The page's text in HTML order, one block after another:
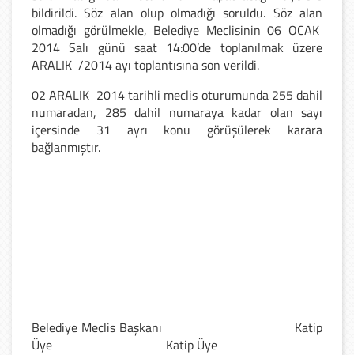
bildirildi. Söz alan olup olmadığı soruldu. Söz alan
olmadığı görülmekle, Belediye Meclisinin 06 OCAK
2014 Salı günü saat 14:00’de toplanılmak üzere
ARALIK /2014 ayı toplantısına son verildi.
02 ARALIK 2014 tarihli meclis oturumunda 255 dahil
numaradan, 285 dahil numaraya kadar olan sayı
içersinde 31 ayrı konu görüşülerek karara
bağlanmıştır.
Belediye Meclis Başkanı Katip
Üye Katip Üye